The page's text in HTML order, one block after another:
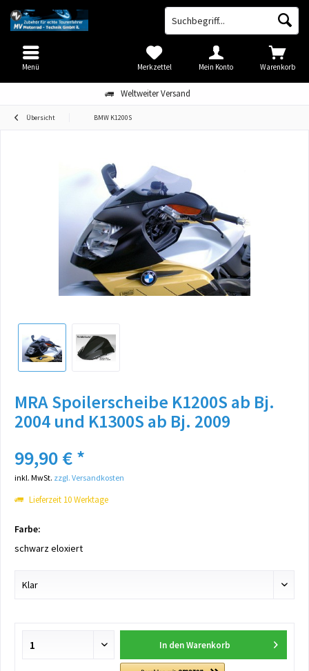
Weltweiter Versand
Warenkorb
Merkzettel Mein Konto
Menü
Übersicht BMW K1200S
MRA Spoilerscheibe K1200S ab Bj.
2004 und K1300S ab Bj. 2009
99,90 € *
inkl. MwSt. zzgl. Versandkosten
Lieferzeit 10 Werktage
Farbe:
schwarz eloxiert
In den Warenkorb